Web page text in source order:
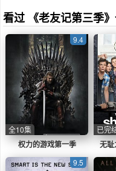
看过 《老友记第三季
权力的游戏第一季
9.4
全10集
无
已完
9.5